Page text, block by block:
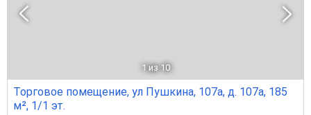
1 из 10
Торговое помещение, ул Пушкина, 107а, д. 107а, 185
м², 1/1 эт.